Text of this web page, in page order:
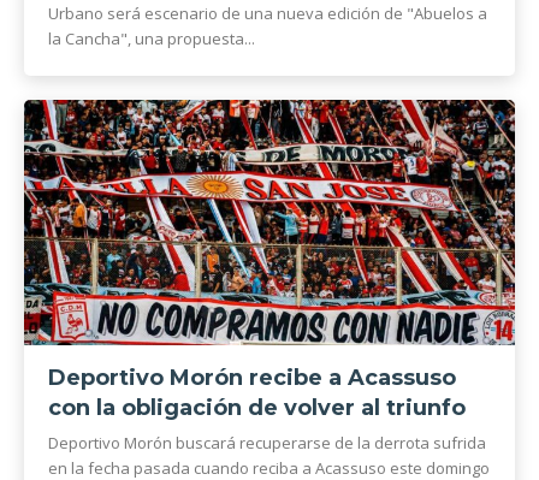
Urbano será escenario de una nueva edición de "Abuelos a
la Cancha", una propuesta...
Deportivo Morón recibe a Acassuso
con la obligación de volver al triunfo
Deportivo Morón buscará recuperarse de la derrota sufrida
en la fecha pasada cuando reciba a Acassuso este domingo